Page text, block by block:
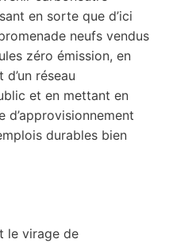
en sorte que d’ici
neufs vendus
zéro émission, en
réseau
et en mettant en
d’approvisionnement
durables bien
le virage de